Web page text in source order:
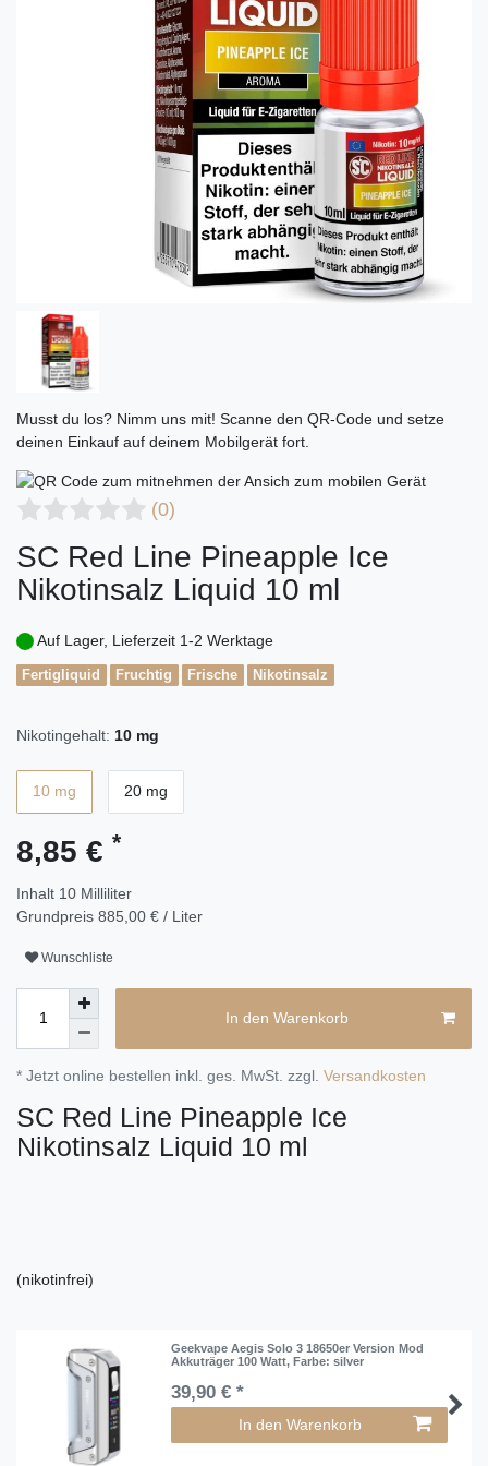
Musst du los? Nimm uns mit! Scanne den QR-Code und setze
deinen Einkauf auf deinem Mobilgerät fort.
(0)
SC Red Line Pineapple Ice
Nikotinsalz Liquid 10 ml
Auf Lager, Lieferzeit 1-2 Werktage
Fertigliquid Fruchtig Frische Nikotinsalz
Nikotingehalt: 10 mg
10 mg 20 mg
8,85 € *
Inhalt 10 Milliliter
Grundpreis 885,00 € / Liter
Wunschliste
In den Warenkorb
* Jetzt online bestellen inkl. ges. MwSt. zzgl. Versandkosten
SC Red Line Pineapple Ice
Nikotinsalz Liquid 10 ml
(nikotinfrei)
Geekvape Aegis Solo 3 18650er Version Mod
Akkuträger 100 Watt, Farbe: silver
39,90 € *
In den Warenkorb